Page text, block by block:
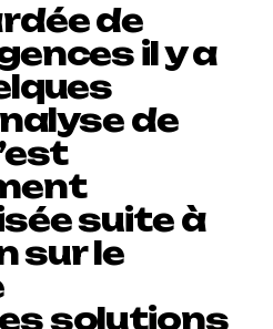
de
il y a
de
suite à
sur le
solutions